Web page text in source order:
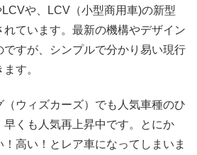
や、LCV（小型商用車)の新型
ています。最新の機構やデザイン
ですが、シンプルで分かり易い現行
す。
（ウィズカーズ）でも人気車種のひ
早くも人気再上昇中です。とにか
！高い！とレア車になってしまいま